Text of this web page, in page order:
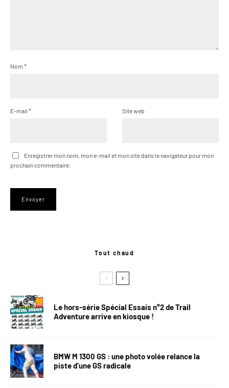
Nom *
E-mail * Site web
Enregistrer mon nom, mon e-mail et mon site dans le navigateur pour mon
prochain commentaire.
Tout chaud
Le hors-série Spécial Essais n°2 de Trail
Adventure arrive en kiosque !
BMW M 1300 GS : une photo volée relance la
piste d’une GS radicale